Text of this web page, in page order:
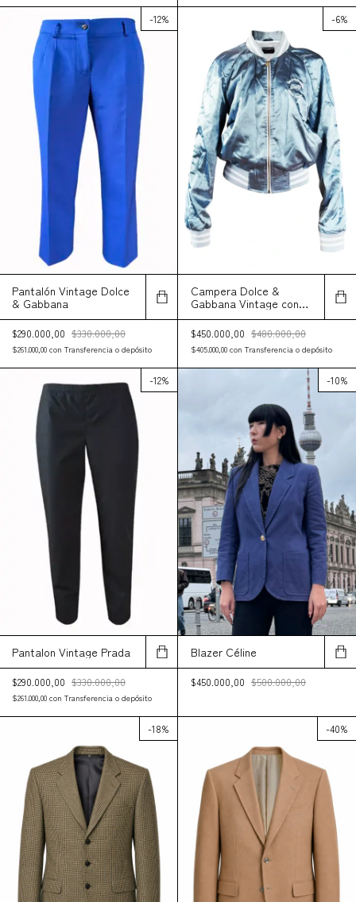
-12%
Pantalón Vintage Dolce
& Gabbana
$290.000,00 $330.000,00
$261.000,00 con Transferencia o depósito
-6%
Campera Dolce &
Gabbana Vintage con
cristales incrustados
$450.000,00 $480.000,00
$405.000,00 con Transferencia o depósito
-12%
Pantalon Vintage Prada
$290.000,00 $330.000,00
$261.000,00 con Transferencia o depósito
-10%
Blazer Céline
$450.000,00 $500.000,00
-18% -40%